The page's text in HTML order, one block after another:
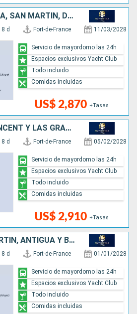
ANTIGUA Y BARBUDA, SAN MARTÍN, DOMINICA
8 d Fort-de-France 11/03/2028
US$ 2,870 +Tasas
Servicio de mayordomo las 24h
Espacios exclusivos Yacht Club
Todo incluido
Comidas incluidas
BARBADOS, SAN VINCENT Y LAS GRANADINAS, SANTA LUCIA, GRENADA
8 d Fort-de-France 05/02/2028
US$ 2,910 +Tasas
Servicio de mayordomo las 24h
Espacios exclusivos Yacht Club
Todo incluido
Comidas incluidas
DOMINICA, SAN MARTÍN, ANTIGUA Y BARBUDA
8 d Fort-de-France 01/01/2028
Servicio de mayordomo las 24h
Espacios exclusivos Yacht Club
Todo incluido
Comidas incluidas